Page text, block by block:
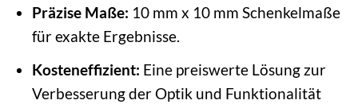
Präzise Maße: 10 mm x 10 mm Schenkelmaße
für exakte Ergebnisse.
Kosteneffizient: Eine preiswerte Lösung zur
Verbesserung der Optik und Funktionalität